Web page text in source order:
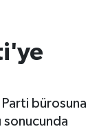
Parti bürosuna
sonucunda